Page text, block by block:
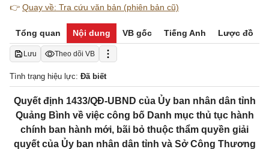
👉 Quay về: Tra cứu văn bản (phiên bản cũ)
Tổng quan Nội dung VB gốc Tiếng Anh Lược đồ
Lưu Theo dõi VB
Tình trạng hiệu lực: Đã biết
Quyết định 1433/QĐ-UBND của Ủy ban nhân dân tỉnh
Quảng Bình về việc công bố Danh mục thủ tục hành
chính ban hành mới, bãi bỏ thuộc thẩm quyền giải
quyết của Ủy ban nhân dân tỉnh và Sở Công Thương